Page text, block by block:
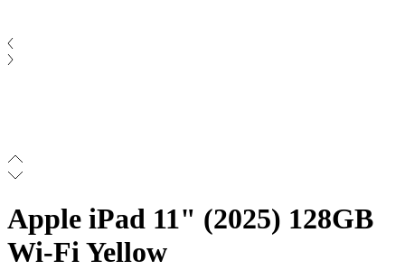
Apple iPad 11" (2025) 128GB
Wi-Fi Yellow